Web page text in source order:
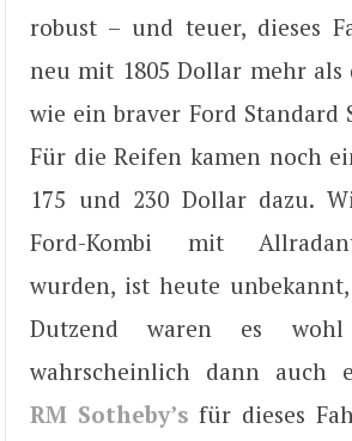
robust – und teuer, dieses
neu mit 1805 Dollar mehr als
wie ein braver Ford Standard
Für die Reifen kamen noch
175 und 230 Dollar dazu.
Ford-Kombi mit
wurden, ist heute
Dutzend waren es
wahrscheinlich dann auch
RM Sotheby’s für dieses